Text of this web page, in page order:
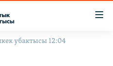
убактысы 12:04